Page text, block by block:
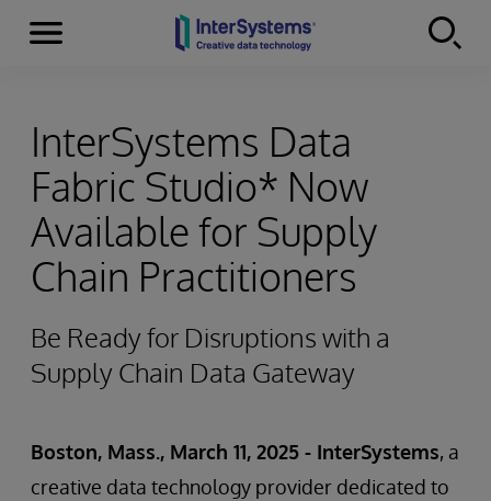
Skip to content
Menu
InterSystems Data
Fabric Studio* Now
Available for Supply
Chain Practitioners
Be Ready for Disruptions with a
Supply Chain Data Gateway
Boston, Mass., March 11, 2025 - InterSystems, a
creative data technology provider dedicated to